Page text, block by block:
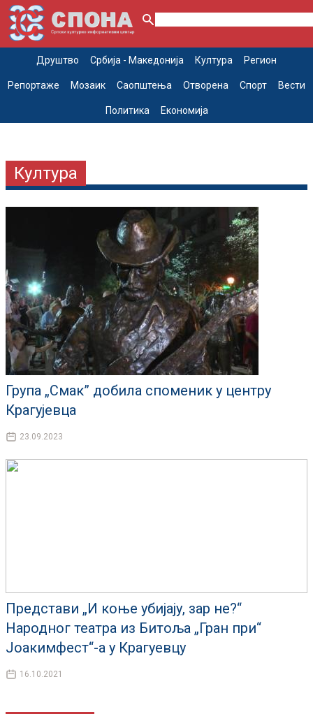
Друштво Србија - Македонија Култура Регион
Репортаже Мозаик Саопштења Отворена Спорт Вести
Политика Економија
Култура
Група „Смак” добила споменик у центру
Крагујевца
23.09.2023
Представи „И коње убијају, зар не?“
Народног театра из Битоља „Гран при“
Јоакимфест“-а у Крагуевцу
16.10.2021